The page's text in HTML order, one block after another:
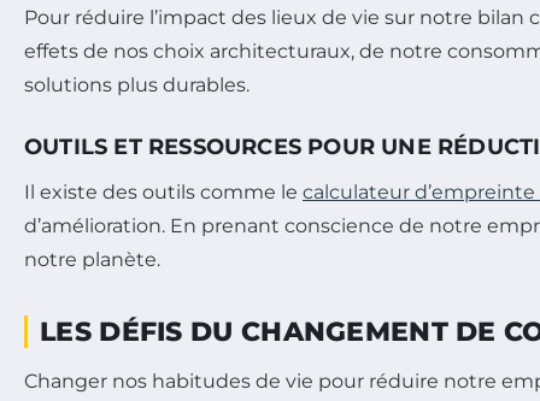
Pour réduire l’impact des lieux de vie sur notre
effets de nos choix architecturaux, de notre
solutions plus durables.
OUTILS ET RESSOURCES POUR UNE
Il existe des outils comme le calculateur
d’amélioration. En prenant conscience de notre
notre planète.
LES DÉFIS DU CHANGEMENT DE
Changer nos habitudes de vie pour réduire notre